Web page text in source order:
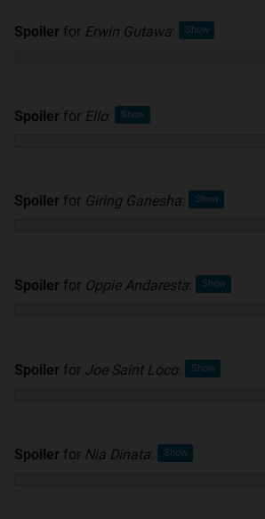
Spoiler for Erwin Gutawa:
Spoiler for Ello:
Spoiler for Giring Ganesha:
Spoiler for Oppie Andaresta:
Spoiler for Joe Saint Loco:
Spoiler for Nia Dinata: